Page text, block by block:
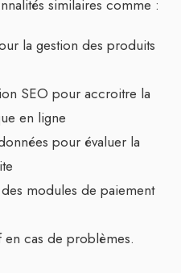
similaires comme :
la gestion des produits
SEO pour accroitre la
en ligne
pour évaluer la
modules de paiement
cas de problèmes.